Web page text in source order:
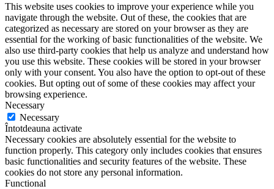
This website uses cookies to improve your experience while you
navigate through the website. Out of these, the cookies that are
categorized as necessary are stored on your browser as they are
essential for the working of basic functionalities of the website. We
also use third-party cookies that help us analyze and understand how
you use this website. These cookies will be stored in your browser
only with your consent. You also have the option to opt-out of these
cookies. But opting out of some of these cookies may affect your
browsing experience.
Necessary
Necessary
Întotdeauna activate
Necessary cookies are absolutely essential for the website to
function properly. This category only includes cookies that ensures
basic functionalities and security features of the website. These
cookies do not store any personal information.
Functional